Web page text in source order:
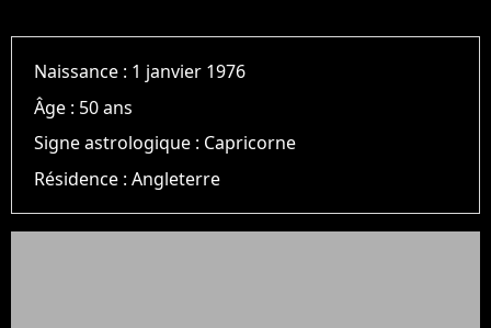
Naissance : 1 janvier 1976
Âge : 50 ans
Signe astrologique : Capricorne
Résidence :Angleterre